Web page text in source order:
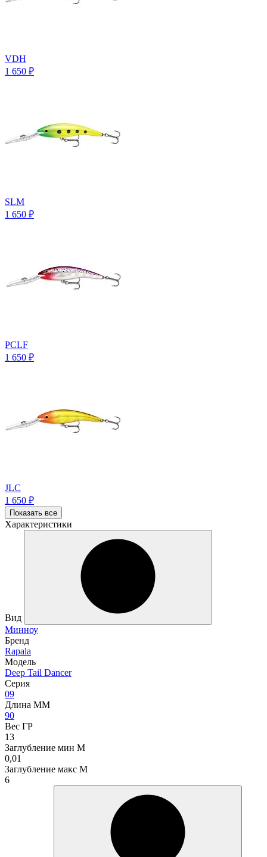
VDH
1 650 ₽
SLM
1 650 ₽
PCLF
1 650 ₽
JLC
1 650 ₽
Показать все
Характеристики
Вид
Минноу
Бренд
Rapala
Модель
Deep Tail Dancer
Серия
09
Длина ММ
90
Вес ГР
13
Заглубление мин М
0,01
Заглубление макс М
6